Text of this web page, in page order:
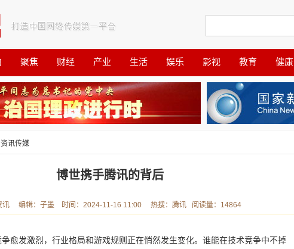
聚焦 财经 产业 生活 娱乐 影视 教育 健康
资讯传媒
博世携手腾讯的背后
讯 编辑：子墨 时间：2024-11-16 11:00 热搜：腾讯 阅读量：14864
愈发激烈，行业格局和游戏规则正在悄然发生变化。谁能在技术竞争中不掉